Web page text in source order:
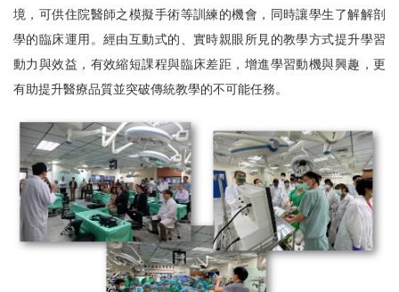
境，可供住院醫師之模擬手術等訓練的機會，同時讓學生了解解剖
學的臨床運用。經由互動式的、實時親眼所見的教學方式提升學習
動力與效益，有效縮短課程與臨床差距，增進學習動機與興趣，更
有助提升醫療品質並突破傳統教學的不可能任務。